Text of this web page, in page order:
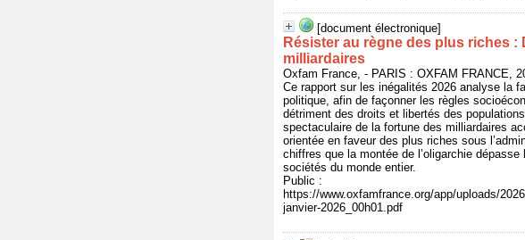
[document électronique]
Résister au règne des plus riches
milliardaires
Oxfam France, - PARIS : OXFAM FRANCE,
Ce rapport sur les inégalités 2026 analyse la
politique, afin de façonner les règles
détriment des droits et libertés des
spectaculaire de la fortune des milliardaires
orientée en faveur des plus riches sous
chiffres que la montée de l’oligarchie
sociétés du monde entier.
Public :
https://www.oxfamfrance.org/app/uploads/
janvier-2026_00h01.pdf